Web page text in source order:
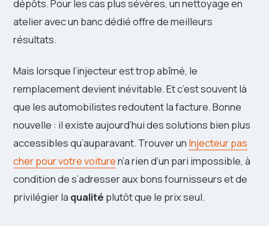
dépôts. Pour les cas plus sévères, un nettoyage en
atelier avec un banc dédié offre de meilleurs
résultats.
Mais lorsque l’injecteur est trop abîmé, le
remplacement devient inévitable. Et c’est souvent là
que les automobilistes redoutent la facture. Bonne
nouvelle : il existe aujourd’hui des solutions bien plus
accessibles qu’auparavant. Trouver un Injecteur pas
cher pour votre voituren’a rien d’un pari impossible, à
condition de s’adresser aux bons fournisseurs et de
privilégier la qualité plutôt que le prix seul.